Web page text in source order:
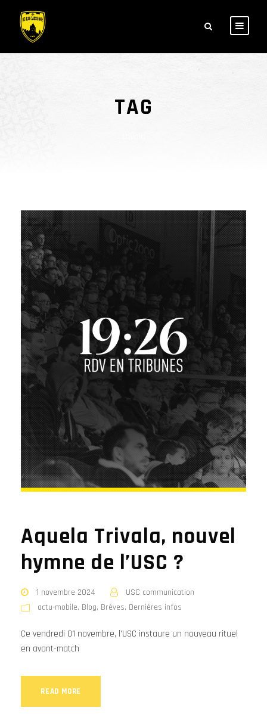
TAG
Aquela Trivala, nouvel
hymne de l’USC ?
1 novembre 2024
USC communication
actu-mobile, Blog, Brèves, Dernières infos
Ce vendredi 01 novembre, l'USC instaure un nouveau rituel
en avant-match
READ MORE